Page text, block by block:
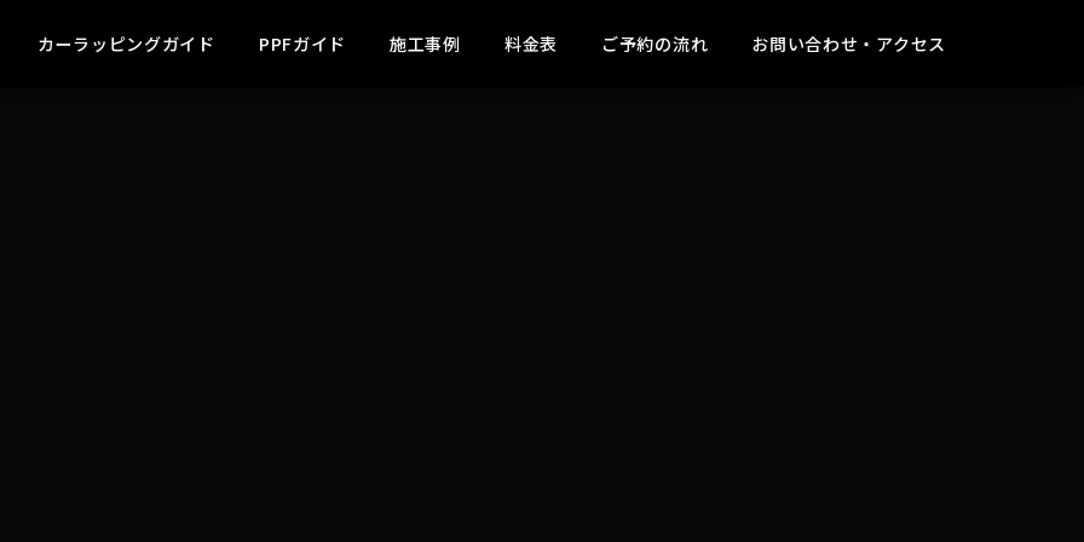
カーラッピングガイド PPFガイド 施工事例 料金表 ご予約の流れ お問い合わせ・アクセス